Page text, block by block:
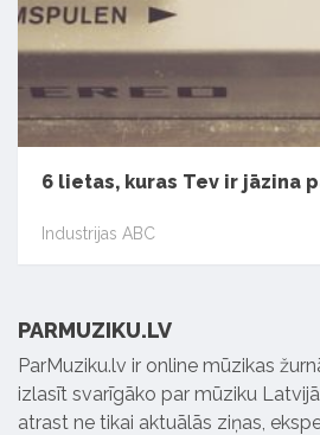
6 lietas, kuras Tev ir jāzina
Industrijas ABC
PARMUZIKU.LV
ParMuziku.lv ir online mūzikas
izlasīt svarīgāko par mūziku
atrast ne tikai aktuālās ziņas,